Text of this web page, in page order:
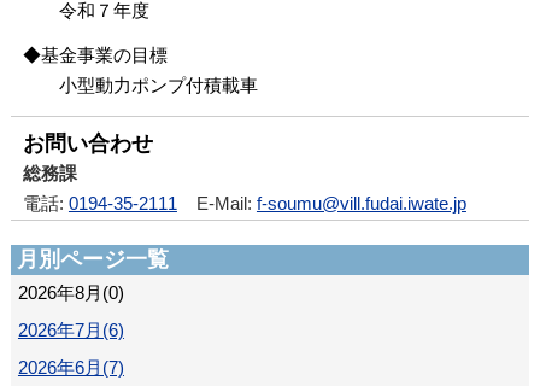
令和７年度
◆基金事業の目標
小型動力ポンプ付積載車
お問い合わせ
総務課
電話: 0194-35-2111 E-Mail: f-soumu@vill.fudai.iwate.jp
月別ページ一覧
2026年8月(0)
2026年7月(6)
2026年6月(7)